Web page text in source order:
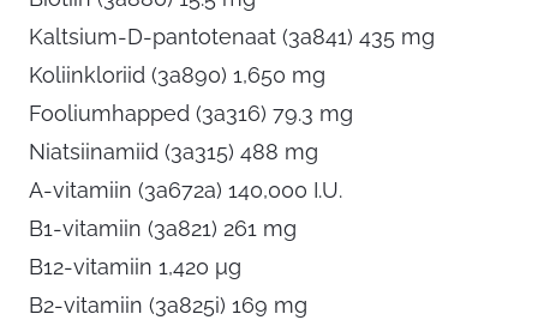
Kaltsium-D-pantotenaat (3a841) 435 mg
Koliinkloriid (3a890) 1,650 mg
Fooliumhapped (3a316) 79.3 mg
Niatsiinamiid (3a315) 488 mg
A-vitamiin (3a672a) 140,000 I.U.
B1-vitamiin (3a821) 261 mg
B12-vitamiin 1,420 μg
B2-vitamiin (3a825i) 169 mg